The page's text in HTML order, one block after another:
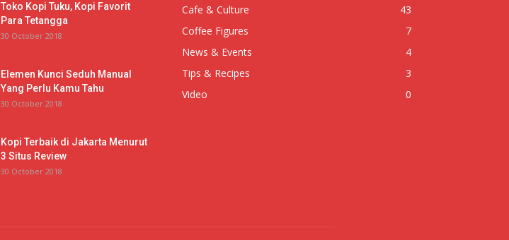
Toko Kopi Tuku, Kopi Favorit
Para Tetangga
30 October 2018
Elemen Kunci Seduh Manual
Yang Perlu Kamu Tahu
30 October 2018
Kopi Terbaik di Jakarta Menurut
3 Situs Review
30 October 2018
Cafe & Culture
43
Coffee Figures
7
News & Events
4
Tips & Recipes
3
Video
0